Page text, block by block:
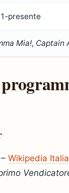
Mia!, Captain
Wikipedia